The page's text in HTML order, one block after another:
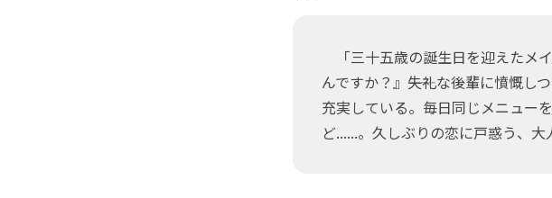
「三十五歳の誕生日を迎えたメ
んですか？』――失礼な後輩に憤慨
充実している。毎日同じメニュー
ど......。久しぶりの恋に戸惑う、